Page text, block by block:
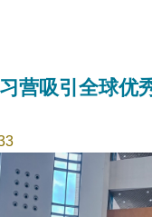
营吸引全球优